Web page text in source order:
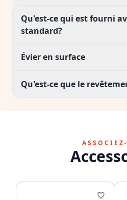
Qu'est-ce qui est fourni
standard?
Évier en surface
Qu'est-ce que le